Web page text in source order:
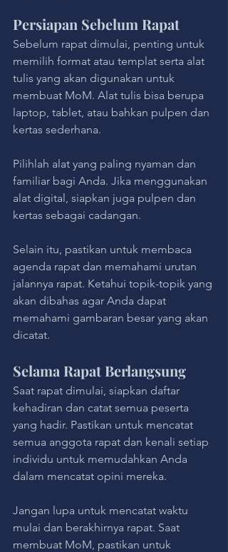
Persiapan Sebelum Rapat
Sebelum rapat dimulai, penting untuk
memilih format atau templat serta alat
tulis yang akan digunakan untuk
membuat MoM. Alat tulis bisa berupa
laptop, tablet, atau bahkan pulpen dan
kertas sederhana.
Pilihlah alat yang paling nyaman dan
familiar bagi Anda. Jika menggunakan
alat digital, siapkan juga pulpen dan
kertas sebagai cadangan.
Selain itu, pastikan untuk membaca
agenda rapat dan memahami urutan
jalannya rapat. Ketahui topik-topik yang
akan dibahas agar Anda dapat
memahami gambaran besar yang akan
dicatat.
Selama Rapat Berlangsung
Saat rapat dimulai, siapkan daftar
kehadiran dan catat semua peserta
yang hadir. Pastikan untuk mencatat
semua anggota rapat dan kenali setiap
individu untuk memudahkan Anda
dalam mencatat opini mereka.
Jangan lupa untuk mencatat waktu
mulai dan berakhirnya rapat. Saat
membuat MoM, pastikan untuk